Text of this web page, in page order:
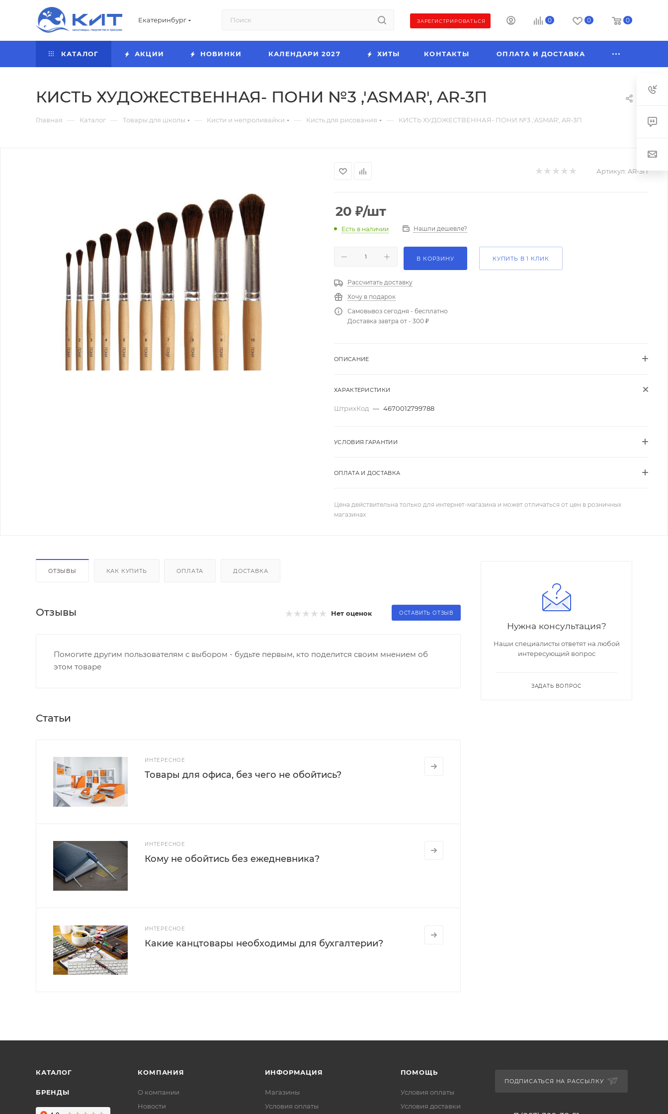
Екатеринбург ЗАРЕГИСТРИРОВАТЬСЯ 0 0 0
КАТАЛОГ АКЦИИ НОВИНКИ КАЛЕНДАРИ 2027 ХИТЫ КОНТАКТЫ ОПЛАТА И ДОСТАВКА
КИСТЬ ХУДОЖЕСТВЕННАЯ- ПОНИ №3 ,'ASMAR', AR-3П
Главная — Каталог — Товары для школы — Кисти и непроливайки — Кисть для рисования — КИСТЬ ХУДОЖЕСТВЕННАЯ- ПОНИ №3 ,'ASMAR', AR-3П
Артикул: AR-3П
20 ₽/шт
Есть в наличии Нашли дешевле?
В КОРЗИНУ КУПИТЬ В 1 КЛИК
Рассчитать доставку
Хочу в подарок
Самовывоз сегодня - бесплатно
Доставка завтра от - 300 ₽
ОПИСАНИЕ
ХАРАКТЕРИСТИКИ
ШтрихКод — 4670012799788
УСЛОВИЯ ГАРАНТИИ
ОПЛАТА И ДОСТАВКА
Цена действительна только для интернет-магазина и может отличаться от цен в розничных
магазинах
ОТЗЫВЫ КАК КУПИТЬ ОПЛАТА ДОСТАВКА
Отзывы Нет оценок ОСТАВИТЬ ОТЗЫВ
Помогите другим пользователям с выбором - будьте первым, кто поделится своим мнением об
этом товаре
Статьи
ИНТЕРЕСНОЕ
Товары для офиса, без чего не обойтись?
ИНТЕРЕСНОЕ
Кому не обойтись без ежедневника?
ИНТЕРЕСНОЕ
Какие канцтовары необходимы для бухгалтерии?
Нужна консультация?
Наши специалисты ответят на любой
интересующий вопрос
ЗАДАТЬ ВОПРОС
КАТАЛОГ
БРЕНДЫ
КОМПАНИЯ
О компании
Новости
ИНФОРМАЦИЯ
Магазины
Условия оплаты
ПОМОЩЬ
Условия оплаты
Условия доставки
ПОДПИСАТЬСЯ НА РАССЫЛКУ